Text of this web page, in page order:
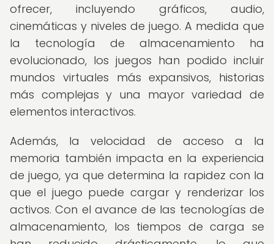
ofrecer, incluyendo gráficos, audio,
cinemáticas y niveles de juego. A medida que
la tecnología de almacenamiento ha
evolucionado, los juegos han podido incluir
mundos virtuales más expansivos, historias
más complejas y una mayor variedad de
elementos interactivos.
Además, la velocidad de acceso a la
memoria también impacta en la experiencia
de juego, ya que determina la rapidez con la
que el juego puede cargar y renderizar los
activos. Con el avance de las tecnologías de
almacenamiento, los tiempos de carga se